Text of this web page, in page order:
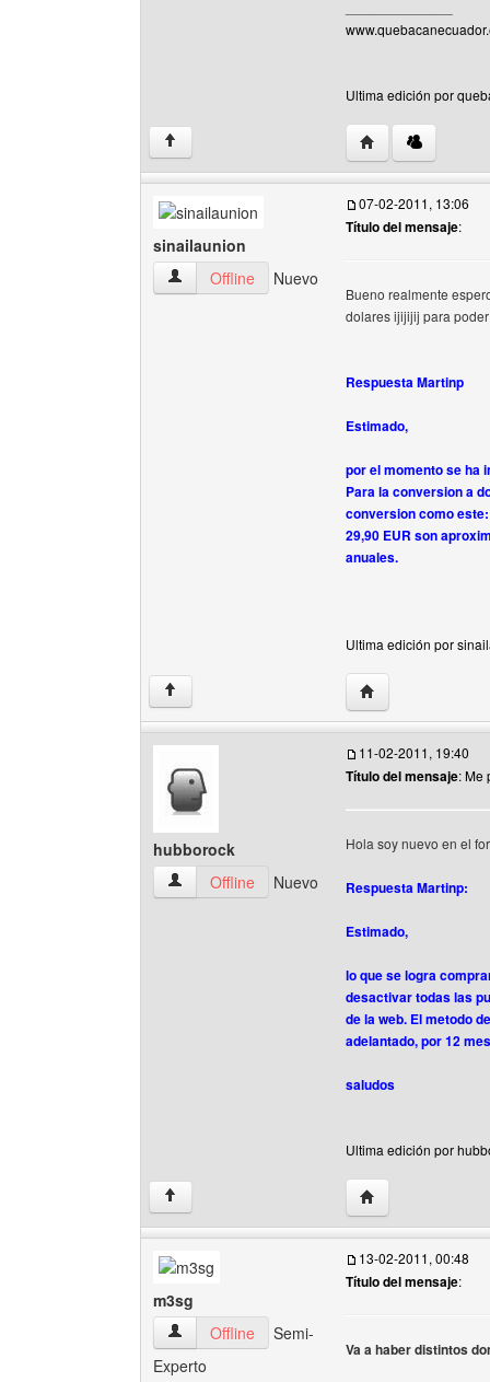
Ultima edición por
↑ Visitar sitio web
sinailaunion
sinailaunion Ver perfil del usuario
Offline Nuevo
07-02-2011, 13:06
Título del mensaje:
Bueno realmente
dolares ijijijij para
Respuesta Martinp
Estimado,
por el momento se ha
Para la conversion a
conversion como
29,90 EUR son
anuales.
Ultima edición por
↑ Visitar sitio web
hubborock
hubborock Ver perfil del usuario
Offline Nuevo
11-02-2011, 19:40
Título del mensaje: Me
Hola soy nuevo en el
Respuesta Martinp:
Estimado,
lo que se logra
desactivar todas las
de la web. El metodo
adelantado, por 12
saludos
Ultima edición por
↑ Visitar sitio web
m3sg
m3sg Ver perfil del usuario
Offline
Semi-
Experto
13-02-2011, 00:48
Título del mensaje:
Va a haber distintos